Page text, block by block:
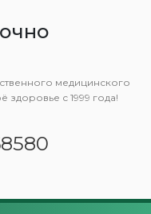
медицинского
с 1999 года!